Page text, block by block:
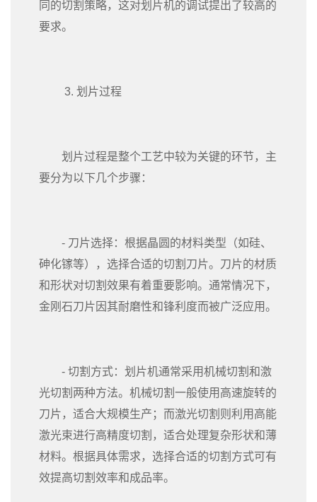
同的切割策略，这对划片机的调试提出了较高的
要求。
3. 划片过程
划片过程是整个工艺中较为关键的环节，主
要分为以下几个步骤：
- 刀片选择：根据晶圆的材料类型（如硅、
砷化镓等），选择合适的切割刀片。刀片的材质
和形状对切割效果有着重要影响。通常情况下，
金刚石刀片因其耐磨性和锋利度而被广泛应用。
- 切割方式：划片机通常采用机械切割和激
光切割两种方法。机械切割一般使用高速旋转的
刀片，适合大规模生产；而激光切割则利用高能
激光束进行高精度切割，适合处理复杂形状和薄
材料。根据具体需求，选择合适的切割方式可有
效提高切割效率和成品率。